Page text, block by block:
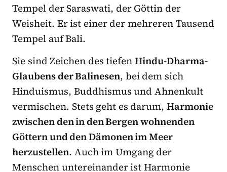
Tempel der Saraswati, der Göttin der
Weisheit. Er ist einer der mehreren Tausend
Tempel auf Bali.
Sie sind Zeichen des tiefenHindu-Dharma-
Glaubens der Balinesen, bei dem sich
Hinduismus, Buddhismus und Ahnenkult
vermischen. Stets geht es darum,Harmonie
zwischen den in den Bergen wohnenden
Göttern und den Dämonen im Meer
herzustellen. Auch im Umgang der
Menschen untereinander ist Harmonie